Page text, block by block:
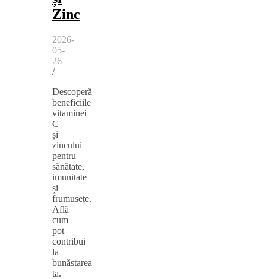
Zinc
2026-
05-
26
/
Descoperă
beneficiile
vitaminei
C
și
zincului
pentru
sănătate,
imunitate
și
frumusețe.
Află
cum
pot
contribui
la
bunăstarea
ta.